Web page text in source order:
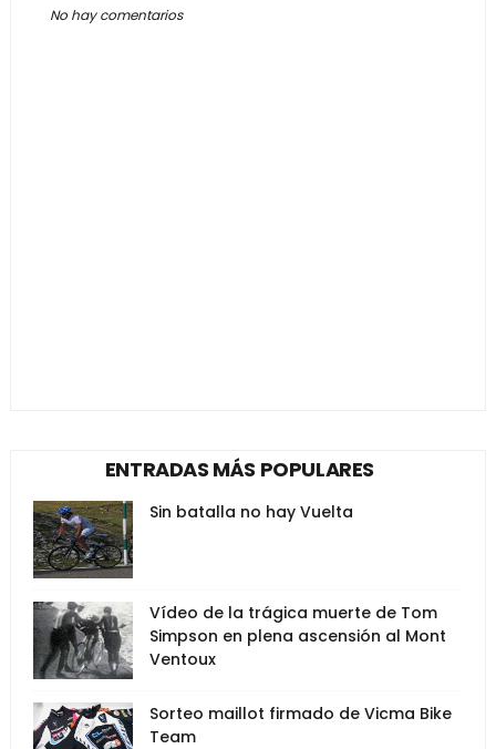
No hay comentarios
ENTRADAS MÁS POPULARES
Sin batalla no hay Vuelta
Vídeo de la trágica muerte de Tom
Simpson en plena ascensión al Mont
Ventoux
Sorteo maillot firmado de Vicma Bike
Team